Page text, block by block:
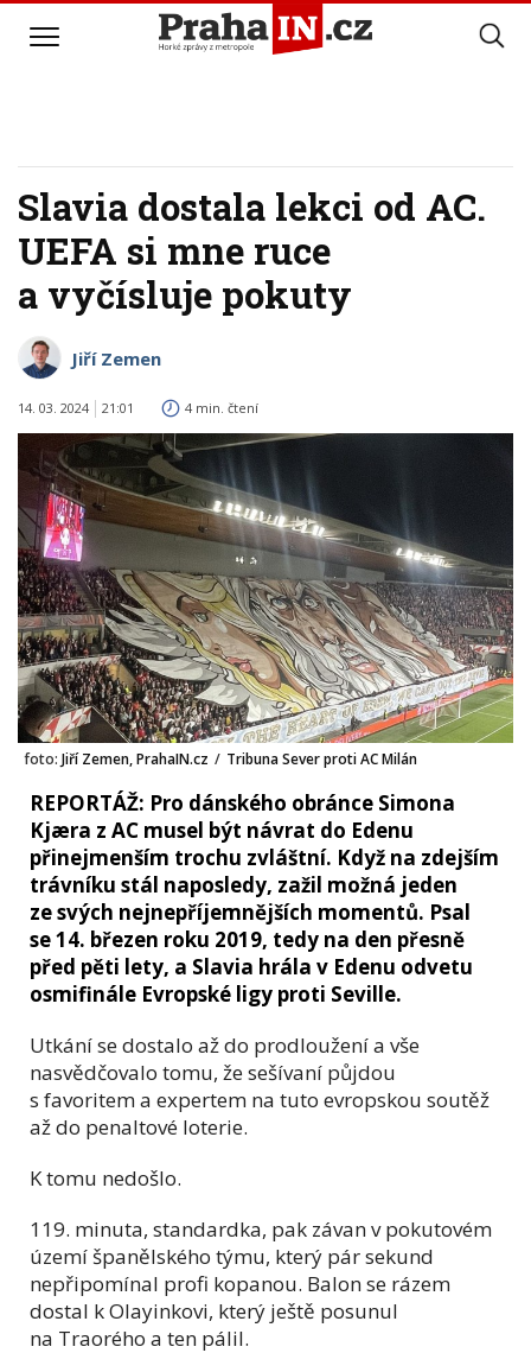
Slavia dostala lekci od AC.
UEFA si mne ruce
a vyčísluje pokuty
Jiří Zemen
14. 03. 2024 21:01 4 min. čtení
foto: Jiří Zemen, PrahaIN.cz / Tribuna Sever proti AC Milán
REPORTÁŽ: Pro dánského obránce Simona
Kjæra z AC musel být návrat do Edenu
přinejmenším trochu zvláštní. Když na zdejším
trávníku stál naposledy, zažil možná jeden
ze svých nejnepříjemnějších momentů. Psal
se 14. březen roku 2019, tedy na den přesně
před pěti lety, a Slavia hrála v Edenu odvetu
osmifinále Evropské ligy proti Seville.
Utkání se dostalo až do prodloužení a vše
nasvědčovalo tomu, že sešívaní půjdou
s favoritem a expertem na tuto evropskou soutěž
až do penaltové loterie.
K tomu nedošlo.
119. minuta, standardka, pak závan v pokutovém
území španělského týmu, který pár sekund
nepřipomínal profi kopanou. Balon se rázem
dostal k Olayinkovi, který ještě posunul
na Traorého a ten pálil.